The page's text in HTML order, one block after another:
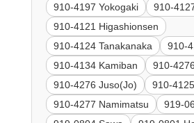
910-4197 Yokogaki
910-
910-4121 Higashionsen
910-4124 Tanakanaka
910-
910-4134 Kamiban
910-
910-4276 Juso(Jo)
910-
910-4277 Namimatsu
919-